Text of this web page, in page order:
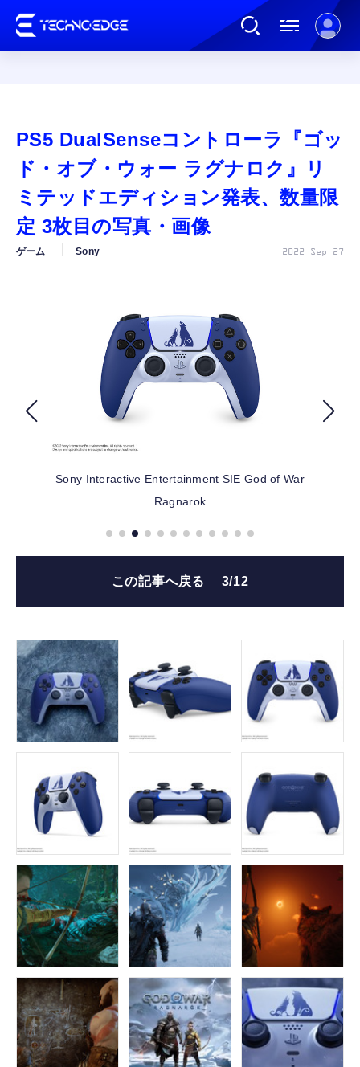
AI
ガジェット
公式ストア
PS5 DualSenseコントローラ『ゴッ
ド・オブ・ウォー ラグナロク』リ
ミテッドエディション発表、数量限
定 3枚目の写真・画像
ゲーム Sony 2022 Sep 27
Sony Interactive Entertainment SIE God of War
Ragnarok
この記事へ戻る 3/12